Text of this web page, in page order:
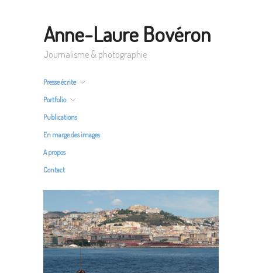
Anne-Laure Bovéron
Journalisme & photographie
Presse écrite
Portfolio
Publications
En marge des images
A propos
Contact